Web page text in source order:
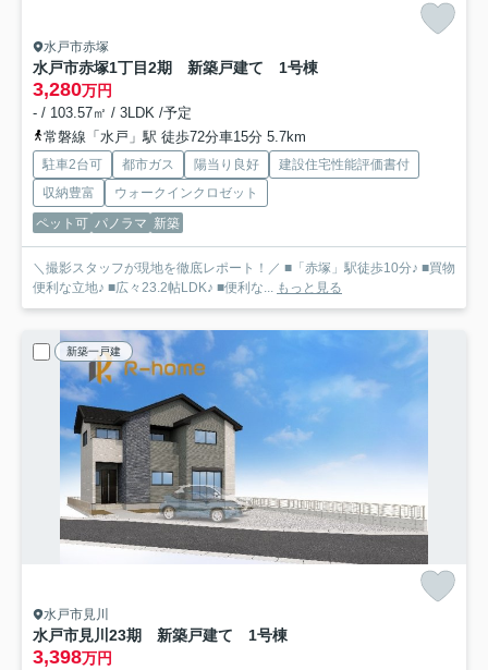
水戸市赤塚
水戸市赤塚1丁目2期 新築戸建て 1号棟
3,280万円
- / 103.57㎡ / 3LDK /予定
常磐線「水戸」駅 徒歩72分車15分 5.7km
駐車2台可 都市ガス 陽当り良好
建設住宅性能評価書付
収納豊富
ウォークインクロゼット
ペット可 パノラマ 新築
＼撮影スタッフが現地を徹底レポート！／ ■「赤塚」駅徒歩10分♪ ■買物
便利な立地♪ ■広々23.2帖LDK♪ ■便利な... もっと見る
新築一戸建
水戸市見川
水戸市見川23期 新築戸建て 1号棟
3,398万円